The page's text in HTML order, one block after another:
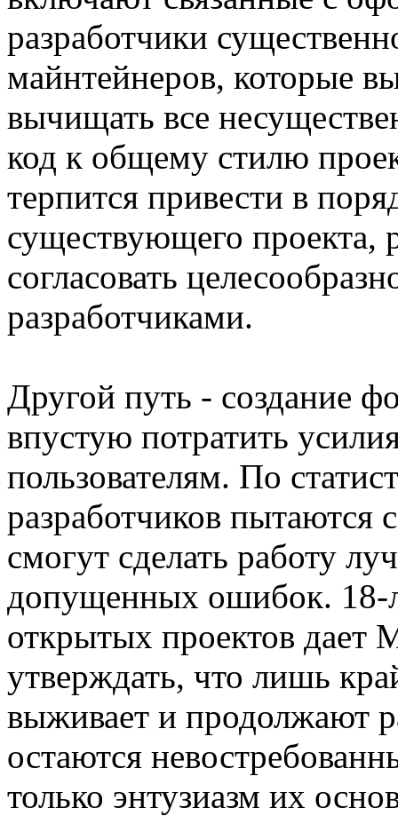
разработчики
майнтейнеров, которые
вычищать все
код к общему стилю
терпится привести в
существующего проекта,
согласовать
разработчиками.
Другой путь - создание
впустую потратить
пользователям. По
разработчиков пытаются
смогут сделать работу
допущенных ошибок. 18-
открытых проектов дает
утверждать, что лишь
выживает и продолжают
остаются
только энтузиазм их